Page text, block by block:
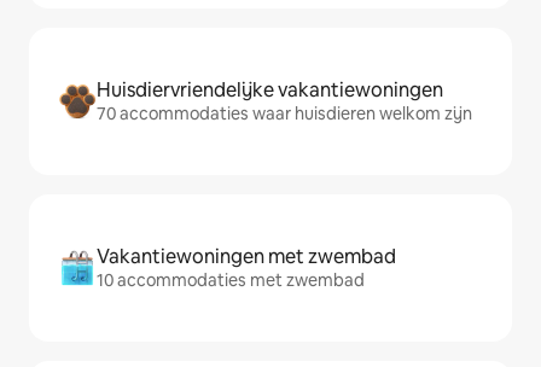
Huisdiervriendelijke vakantiewoningen
70 accommodaties waar huisdieren welkom zijn
Vakantiewoningen met zwembad
10 accommodaties met zwembad